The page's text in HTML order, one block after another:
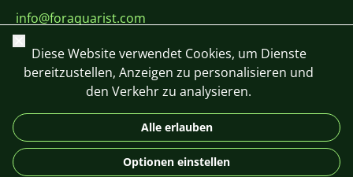
info@foraquarist.com
+420 603 449 602
DE
Schließen
Diese Website verwendet Cookies, um Dienste
bereitzustellen, Anzeigen zu personalisieren und
den Verkehr zu analysieren.
Alle erlauben
Optionen einstellen